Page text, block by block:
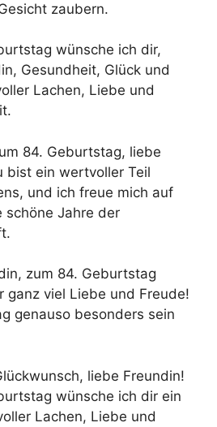
zaubern.
wünsche ich dir,
Gesundheit, Glück und
Lachen, Liebe und
84. Geburtstag, liebe
bist ein wertvoller Teil
und ich freue mich auf
schöne Jahre der
zum 84. Geburtstag
ganz viel Liebe und Freude!
genauso besonders sein
liebe Freundin!
wünsche ich dir ein
Lachen, Liebe und